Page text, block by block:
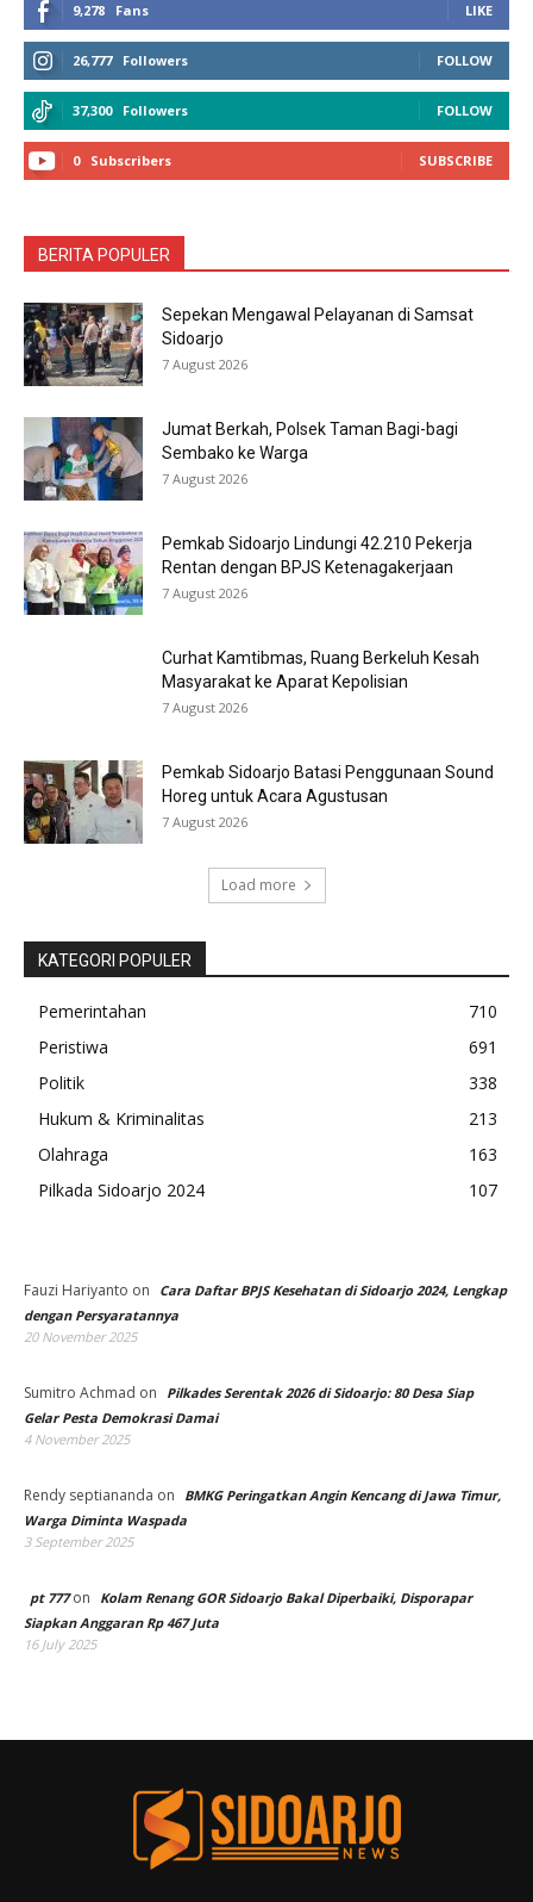
9,278 Fans LIKE
26,777 Followers FOLLOW
37,300 Followers FOLLOW
0 Subscribers SUBSCRIBE
BERITA POPULER
Sepekan Mengawal Pelayanan di Samsat
Sidoarjo
7 August 2026
Jumat Berkah, Polsek Taman Bagi-bagi
Sembako ke Warga
7 August 2026
Pemkab Sidoarjo Lindungi 42.210 Pekerja
Rentan dengan BPJS Ketenagakerjaan
7 August 2026
Curhat Kamtibmas, Ruang Berkeluh Kesah
Masyarakat ke Aparat Kepolisian
7 August 2026
Pemkab Sidoarjo Batasi Penggunaan Sound
Horeg untuk Acara Agustusan
7 August 2026
Load more
KATEGORI POPULER
Pemerintahan
710
Peristiwa
691
Politik
338
Hukum & Kriminalitas
213
Olahraga
163
Pilkada Sidoarjo 2024
107
Fauzi Hariyanto on
Cara Daftar BPJS Kesehatan di Sidoarjo 2024, Lengkap
dengan Persyaratannya
20 November 2025
Sumitro Achmad on
Pilkades Serentak 2026 di Sidoarjo: 80 Desa Siap
Gelar Pesta Demokrasi Damai
4 November 2025
Rendy septiananda on
BMKG Peringatkan Angin Kencang di Jawa Timur,
Warga Diminta Waspada
3 September 2025
pt 777on
Kolam Renang GOR Sidoarjo Bakal Diperbaiki, Disporapar
Siapkan Anggaran Rp 467 Juta
16 July 2025